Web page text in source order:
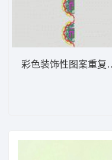
彩色装饰性图案重复